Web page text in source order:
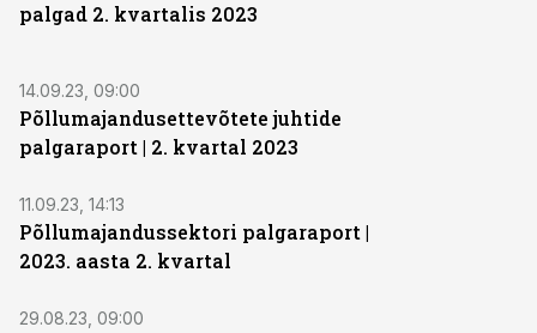
palgad 2. kvartalis 2023
14.09.23, 09:00
Põllumajandusettevõtete juhtide
palgaraport | 2. kvartal 2023
11.09.23, 14:13
Põllumajandussektori palgaraport |
2023. aasta 2. kvartal
29.08.23, 09:00